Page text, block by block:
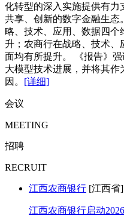
化转型的深入实施提供有力
共享、创新的数字金融生
略、技术、应用、数据四个
升；农商行在战略、技术
面均有所提升。 《报告》
大模型技术进展，并将其
因。 [详细]
会议
MEETING
招聘
RECRUIT
江西农商银行 [江西省]
江西农商银行启动